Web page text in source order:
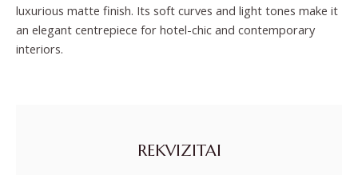
luxurious matte finish. Its soft curves and light tones make it
an elegant centrepiece for hotel-chic and contemporary
interiors.
REKVIZITAI